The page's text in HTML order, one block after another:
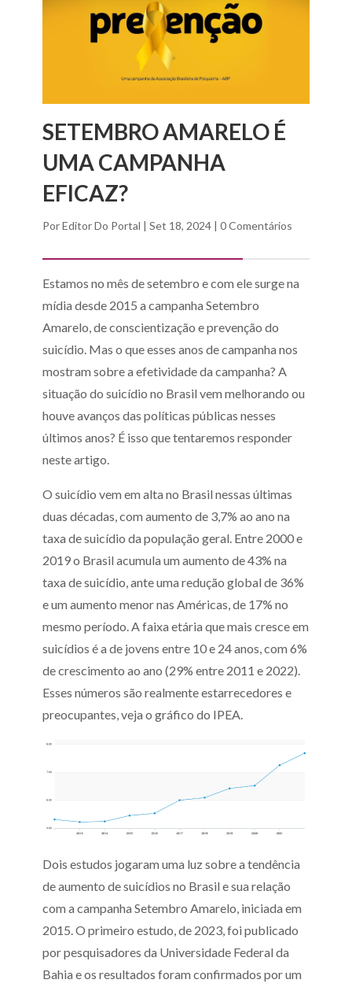
SETEMBRO AMARELO É
UMA CAMPANHA
EFICAZ?
PorEditor Do Portal |Set 18, 2024 |0 Comentários
Estamos no mês de setembro e com ele surge na
mídia desde 2015 a campanha Setembro
Amarelo, de conscientização e prevenção do
suicídio. Mas o que esses anos de campanha nos
mostram sobre a efetividade da campanha? A
situação do suicídio no Brasil vem melhorando ou
houve avanços das políticas públicas nesses
últimos anos? É isso que tentaremos responder
neste artigo.
O suicídio vem em alta no Brasil nessas últimas
duas décadas, com aumento de 3,7% ao ano na
taxa de suicídio da população geral. Entre 2000 e
2019 o Brasil acumula um aumento de 43% na
taxa de suicídio, ante uma redução global de 36%
e um aumento menor nas Américas, de 17% no
mesmo período. A faixa etária que mais cresce em
suicídios é a de jovens entre 10 e 24 anos, com 6%
de crescimento ao ano (29% entre 2011 e 2022).
Esses números são realmente estarrecedores e
preocupantes, veja o gráfico do IPEA.
Dois estudos jogaram uma luz sobre a tendência
de aumento de suicídios no Brasil e sua relação
com a campanha Setembro Amarelo, iniciada em
2015. O primeiro estudo, de 2023, foi publicado
por pesquisadores da Universidade Federal da
Bahia e os resultados foram confirmados por um